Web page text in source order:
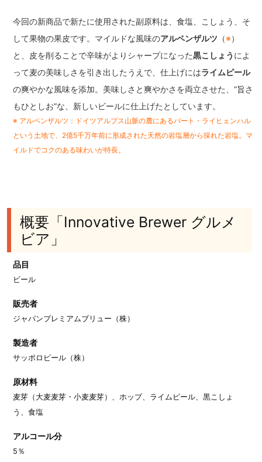
今回の新商品で新たに使用された副原料は、食塩、こしょう、そ
して果物の果皮です。マイルドな風味のアルペンザルツ （※）
と、皮を削ることで辛味がよりシャープになった黒こしょう によ
って麦の美味しさを引き出したうえで、仕上げにはライムピール
の爽やかな風味を添加。美味しさと爽やかさを両立させた、“旨さ
もひとしお”な、新しいビールに仕上げたとしています。
※ アルペンザルツ：ドイツアルプス山脈の麓にあるバート・ライヒェンハル
という土地で、2億5千万年前に形成された天然の岩塩層から採れた岩塩。マ
イルドでコクのある味わいが特長。
概要「Innovative Brewer グルメ
ビア」
品目
ビール
販売者
ジャパンプレミアムブリュー（株）
製造者
サッポロビール（株）
原材料
麦芽（大麦麦芽・小麦麦芽）、ホップ、ライムピール、黒こしょ
う、食塩
アルコール分
5％